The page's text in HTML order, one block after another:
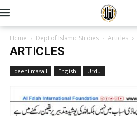
Home Dept of Islamic Studies Articles
ARTICLES
deeni masail English Urdu